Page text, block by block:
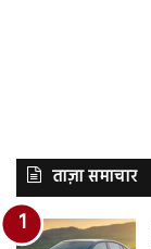
ताज़ा समाचार